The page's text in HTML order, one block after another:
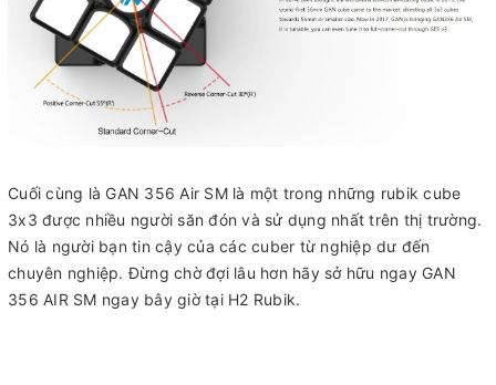
Cuối cùng là GAN 356 Air SM là một trong những rubik cube
3x3 được nhiều người săn đón và sử dụng nhất trên thị trường.
Nó là người bạn tin cậy của các cuber từ nghiệp dư đến
chuyên nghiệp. Đừng chờ đợi lâu hơn hãy sở hữu ngay GAN
356 AIR SM ngay bây giờ tại H2 Rubik.